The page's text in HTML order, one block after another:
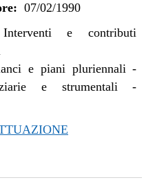
07/02/1990
Interventi e contributi
e piani pluriennali -
e strumentali -